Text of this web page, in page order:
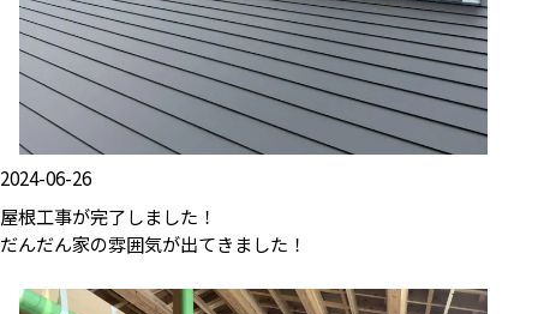
2024-06-26
屋根工事が完了しました！
だんだん家の雰囲気が出てきました！